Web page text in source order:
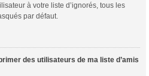
à votre liste d’ignorés, tous les
par défaut.
des utilisateurs de ma liste d’amis